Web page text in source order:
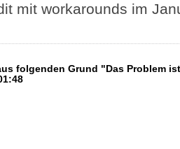
mit workarounds im
folgenden Grund "Das Problem